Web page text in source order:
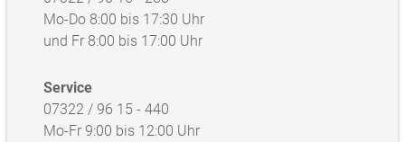
Mo-Do 8:00 bis 17:30 Uhr
und Fr 8:00 bis 17:00 Uhr
Service
07322 / 96 15 - 440
Mo-Fr 9:00 bis 12:00 Uhr